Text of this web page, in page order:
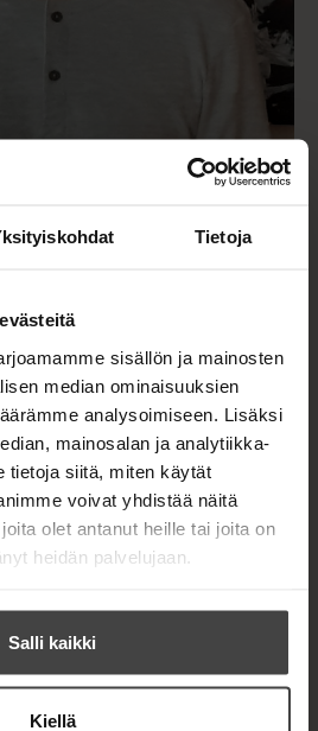
Tietoja
sisällön ja mainosten
median ominaisuuksien
analysoimiseen. Lisäksi
mainosalan ja analytiikka-
tietoja siitä, miten käytät
voivat yhdistää näitä
olet antanut heille tai joita on
heidän palvelujaan.
Salli kaikki
Kiellä